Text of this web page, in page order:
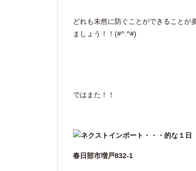
どれも未然に防ぐことができることが
ましょう！！(#^.^#)
ではまた！！
春日部市増戸832-1